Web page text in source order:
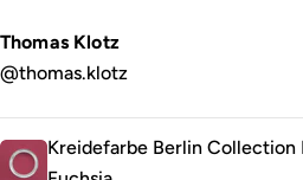
Thomas Klotz
@thomas.klotz
Kreidefarbe Berlin Collection